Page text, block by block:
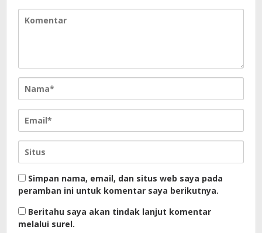
Simpan nama, email, dan situs web saya pada
peramban ini untuk komentar saya berikutnya.
Beritahu saya akan tindak lanjut komentar
melalui surel.